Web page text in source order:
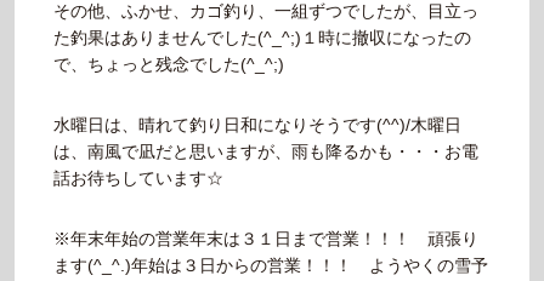
その他、ふかせ、カゴ釣り、一組ずつでしたが、目立っ
た釣果はありませんでした(^_^;)１時に撤収になったの
で、ちょっと残念でした(^_^;)
水曜日は、晴れて釣り日和になりそうです(^^)/木曜日
は、南風で凪だと思いますが、雨も降るかも・・・お電
話お待ちしています☆
※年末年始の営業年末は３１日まで営業！！！ 頑張り
ます(^_^.)年始は３日からの営業！！！ ようやくの雪予